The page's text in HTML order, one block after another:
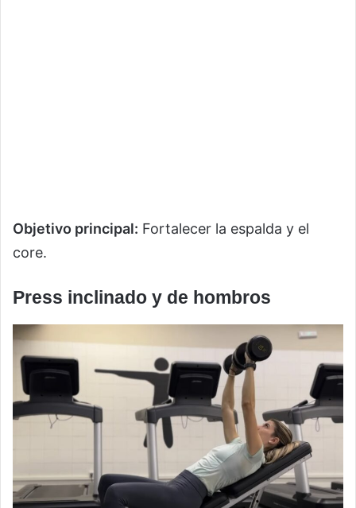
Objetivo principal: Fortalecer la espalda y el
core.
Press inclinado y de hombros